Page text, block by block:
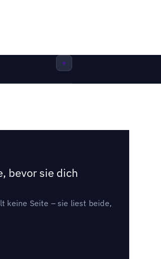
bevor sie dich
keine Seite – sie liest beide,